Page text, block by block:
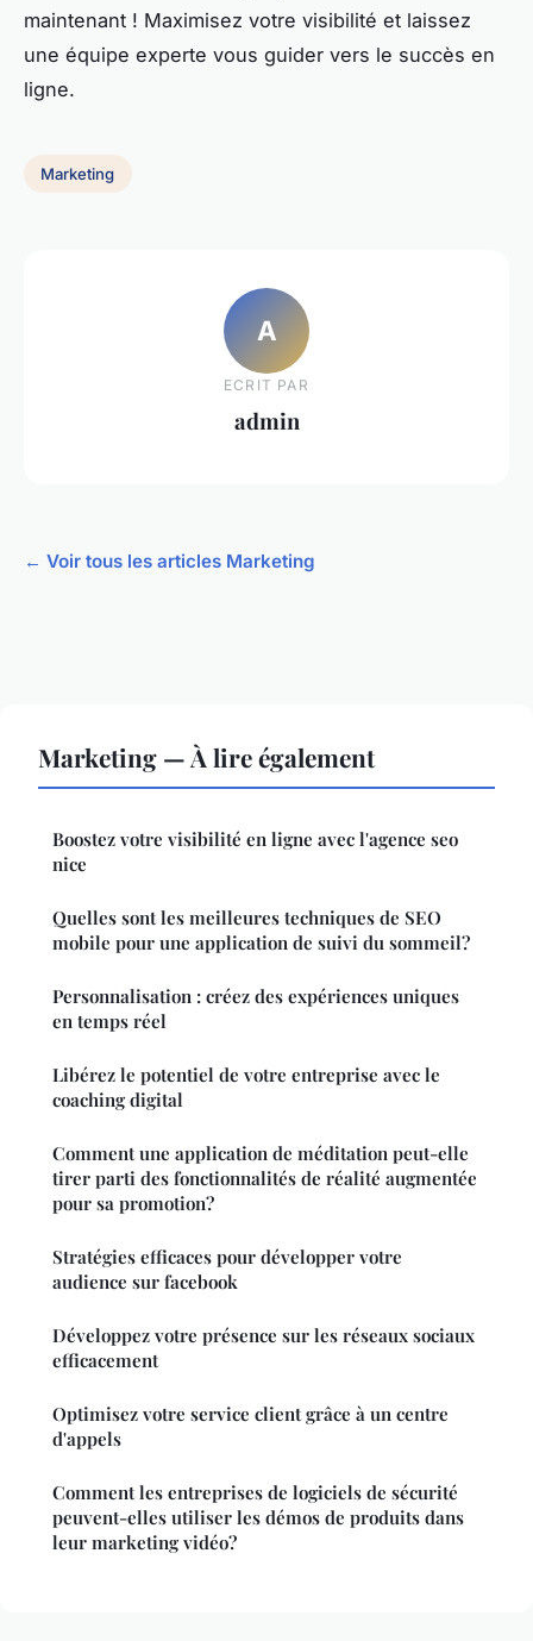
maintenant ! Maximisez votre visibilité et laissez
une équipe experte vous guider vers le succès en
ligne.
Marketing
A
ECRIT PAR
admin
← Voir tous les articles Marketing
Marketing — À lire également
Boostez votre visibilité en ligne avec l'agence seo
nice
Quelles sont les meilleures techniques de SEO
mobile pour une application de suivi du sommeil?
Personnalisation : créez des expériences uniques
en temps réel
Libérez le potentiel de votre entreprise avec le
coaching digital
Comment une application de méditation peut-elle
tirer parti des fonctionnalités de réalité augmentée
pour sa promotion?
Stratégies efficaces pour développer votre
audience sur facebook
Développez votre présence sur les réseaux sociaux
efficacement
Optimisez votre service client grâce à un centre
d'appels
Comment les entreprises de logiciels de sécurité
peuvent-elles utiliser les démos de produits dans
leur marketing vidéo?